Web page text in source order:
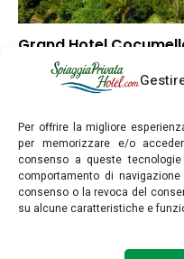
Per offrire la migliore
per memorizzare e/o
consenso a queste
comportamento di
consenso o la revoca del
su alcune caratteristiche e
Grand Hotel
Punteggio globale
Posizione
▼Rapporto qualità/